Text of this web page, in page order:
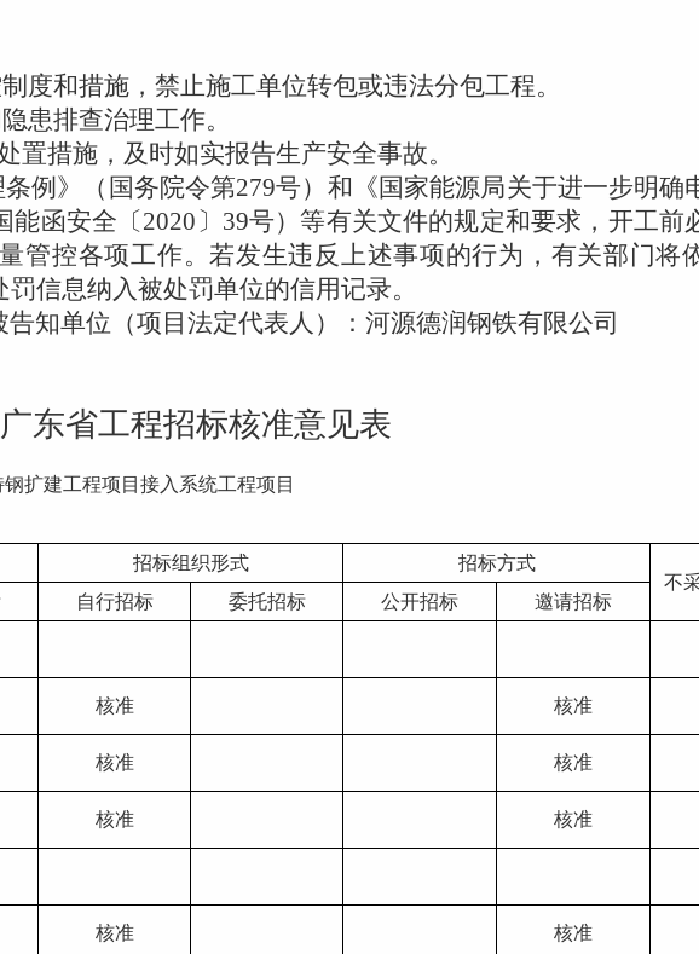
度和措施，禁止施工单位转包或违法分包工程。
患排查治理工作。
置措施，及时如实报告生产安全事故。
例》（国务院令第279号）和《国家能源局关于进一步明确
能函安全〔2020 〕 39号）等有关文件的规定和要求，开工前
管控各项工作。若发生违反上述事项的行为，有关部门将
信息纳入被处罚单位的信用记录。
告知单位（项目法定代表人）： 河源德润钢铁有限公司
广东省工程招标核准意见表
扩建工程项目接入系统工程项目
招标组织形式
招标方式
不
自行招标 委托招标 公开招标 邀请招标
核准 核准
核准 核准
核准 核准
核准 核准